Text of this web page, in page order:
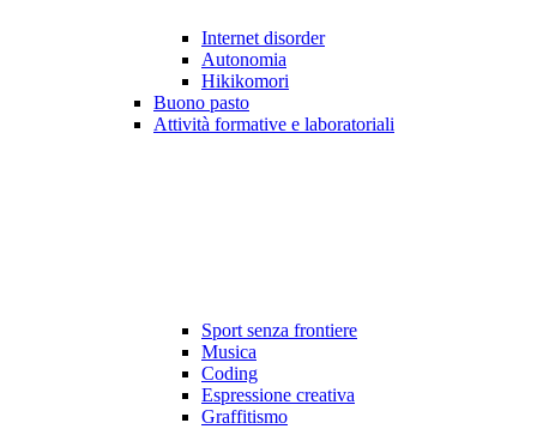
Internet disorder
Autonomia
Hikikomori
Buono pasto
Attività formative e laboratoriali
Sport senza frontiere
Musica
Coding
Espressione creativa
Graffitismo